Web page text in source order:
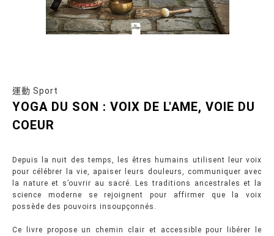
運動 Sport
YOGA DU SON : VOIX DE L'AME, VOIE DU
COEUR
Depuis la nuit des temps, les êtres humains utilisent leur voix
pour célébrer la vie, apaiser leurs douleurs, communiquer avec
la nature et s’ouvrir au sacré. Les traditions ancestrales et la
science moderne se rejoignent pour affirmer que la voix
possède des pouvoirs insoupçonnés.
Ce livre propose un chemin clair et accessible pour libérer le